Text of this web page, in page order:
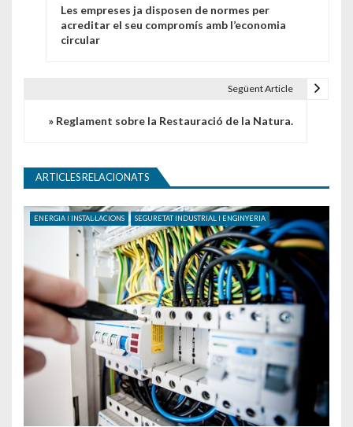
Les empreses ja disposen de normes per
acreditar el seu compromís amb l’economia
circular
Següent Article
» Reglament sobre la Restauració de la Natura.
ARTICLES RELACIONATS
ENERGIA I INSTAL·LACIONS SEGURETAT INDUSTRIAL I ENGINYERIA